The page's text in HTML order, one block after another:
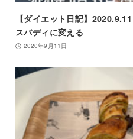
【ダイエット日記】
スバディに変える
2020年9月11日